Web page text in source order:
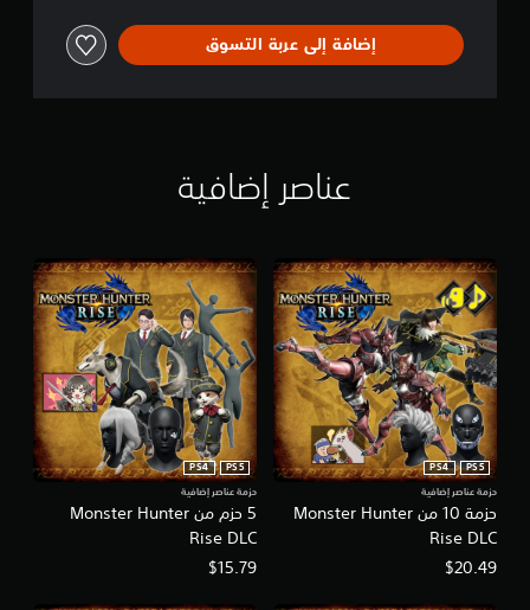
إضافة إلى عربة التسوق
عناصر إضافية
حزمة 10 من Monster Hunter
Rise DLC
PS5
PS4
حزمة عناصر إضافية
$20.49
5 حزم من Monster Hunter
Rise DLC
PS5
PS4
حزمة عناصر إضافية
$15.79